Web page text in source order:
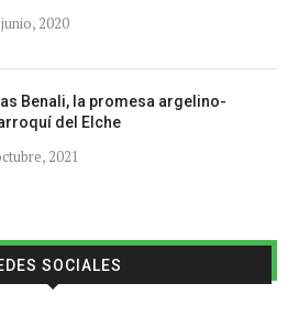
2020
Benali, la promesa argelino-
del Elche
2021
SOCIALES